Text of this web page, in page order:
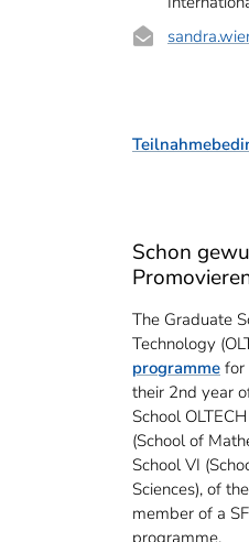
Schon
The Graduate
Technology
programme for
their 2nd year
School
(School of
School VI
Sciences), of
member of a
programme.